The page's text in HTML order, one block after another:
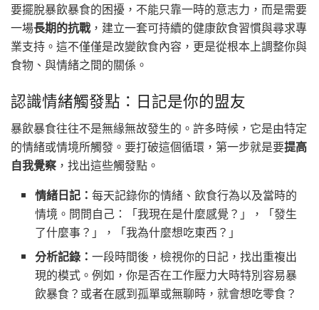
要擺脫暴飲暴食的困擾，不能只靠一時的意志力，而是需要
一場長期的抗戰，建立一套可持續的健康飲食習慣與尋求專
業支持。這不僅僅是改變飲食內容，更是從根本上調整你與
食物、與情緒之間的關係。
認識情緒觸發點：日記是你的盟友
暴飲暴食往往不是無緣無故發生的。許多時候，它是由特定
的情緒或情境所觸發。要打破這個循環，第一步就是要提高
自我覺察 ，找出這些觸發點。
情緒日記：每天記錄你的情緒、飲食行為以及當時的
情境。問問自己：「我現在是什麼感覺？」，「發生
了什麼事？」，「我為什麼想吃東西？」
分析記錄：一段時間後，檢視你的日記，找出重複出
現的模式。例如，你是否在工作壓力大時特別容易暴
飲暴食？或者在感到孤單或無聊時，就會想吃零食？